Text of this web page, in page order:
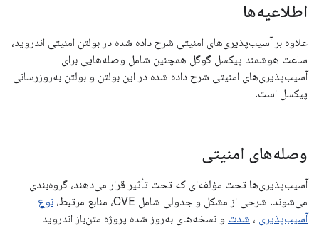
اطلاعیه‌ها
علاوه بر آسیب‌پذیری‌های امنیتی شرح داده شده در بولتن امنیتی اندروید،
ساعت هوشمند پیکسل گوگل همچنین شامل وصله‌هایی برای
آسیب‌پذیری‌های امنیتی شرح داده شده در این بولتن و بولتن به‌روزرسانی
پیکسل است.
وصله‌های امنیتی
آسیب‌پذیری‌ها تحت مؤلفه‌ای که تحت تأثیر قرار می‌دهند، گروه‌بندی
می‌شوند. شرحی از مشکل و جدولی شامل CVE، منابع مرتبط،
نوع
آسیب‌پذیری ، شدت و نسخه‌های به‌روز شده پروژه متن‌باز اندروید